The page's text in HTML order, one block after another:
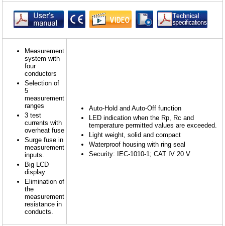
Measurement
system with
four
conductors
Selection of
5
measurement
ranges
3 test
currents with
overheat fuse
Surge fuse in
measurement
inputs.
Big LCD
display
Elimination of
the
measurement
resistance in
conducts.
Auto-Hold and Auto-Off function
LED indication when the Rp, Rc and
temperature permitted values are exceeded.
Light weight, solid and compact
Waterproof housing with ring seal
Security: IEC-1010-1; CAT IV 20 V